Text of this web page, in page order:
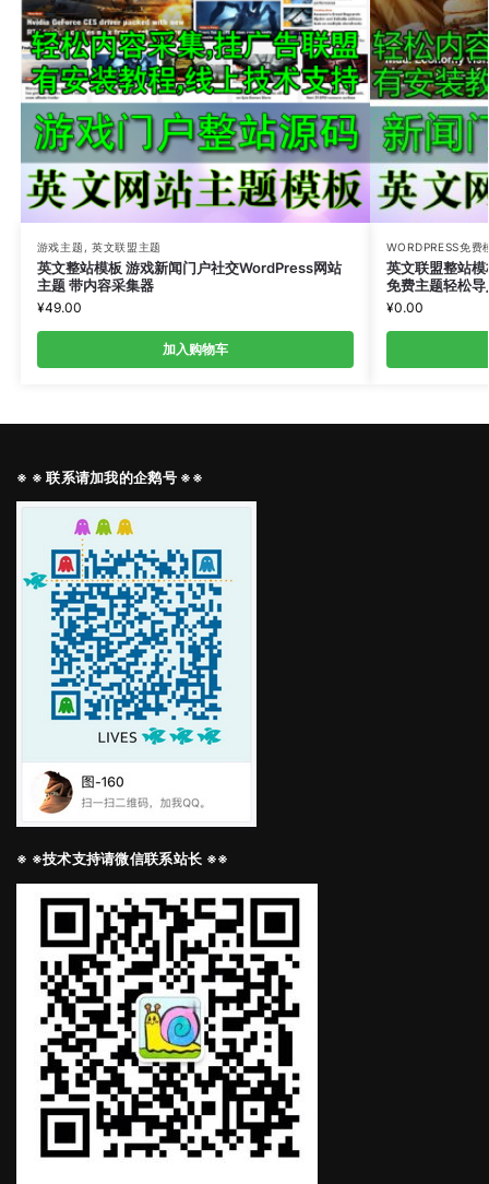
游戏主题 , 英文联盟主题
英文整站模板 游戏新闻门户社交WordPress网站
主题 带内容采集器
¥49.00
加入购物车
WORDPRESS免费
英文联盟整站
免费主题轻松导
¥0.00
※ ※ 联系请加我的企鹅号 ※※
※ ※技术支持请微信联系站长 ※※